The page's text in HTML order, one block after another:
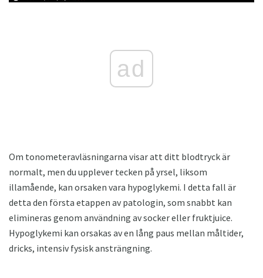
ad
Om tonometeravläsningarna visar att ditt blodtryck är
normalt, men du upplever tecken på yrsel, liksom
illamående, kan orsaken vara hypoglykemi. I detta fall är
detta den första etappen av patologin, som snabbt kan
elimineras genom användning av socker eller fruktjuice.
Hypoglykemi kan orsakas av en lång paus mellan måltider,
dricks, intensiv fysisk ansträngning.